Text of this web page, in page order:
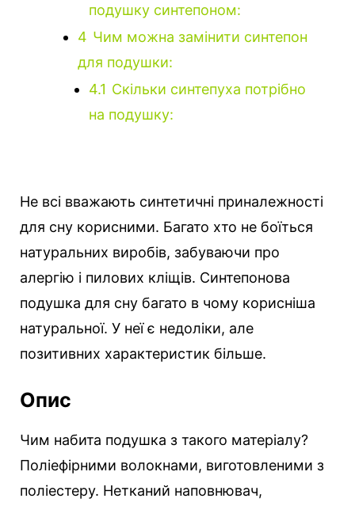
подушку синтепоном:
4 Чим можна замінити синтепон
для подушки:
4.1 Скільки синтепуха потрібно
на подушку:
Не всі вважають синтетичні приналежності
для сну корисними. Багато хто не боїться
натуральних виробів, забуваючи про
алергію і пилових кліщів. Синтепонова
подушка для сну багато в чому корисніша
натуральної. У неї є недоліки, але
позитивних характеристик більше.
Опис
Чим набита подушка з такого матеріалу?
Поліефірними волокнами, виготовленими з
поліестеру. Нетканий наповнювач,